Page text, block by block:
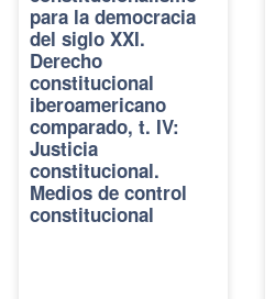
para la democracia
del siglo XXI.
Derecho
constitucional
iberoamericano
comparado, t. IV:
Justicia
constitucional.
Medios de control
constitucional